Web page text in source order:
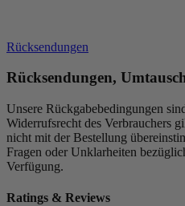
Rücksendungen
Rücksendungen,
Unsere Rückgabebedingungen
Widerrufsrecht des Verbrauchers
nicht mit der Bestellung
Fragen oder Unklarheiten
Verfügung.
Ratings & Reviews